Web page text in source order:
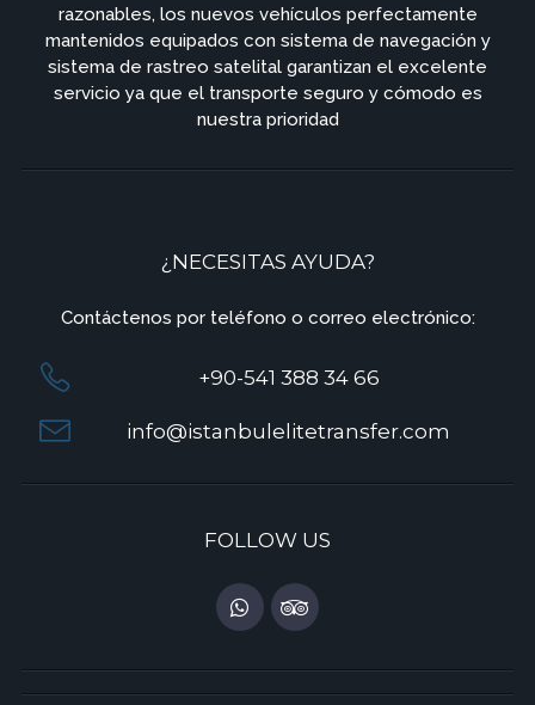
razonables, los nuevos vehículos perfectamente
mantenidos equipados con sistema de navegación y
sistema de rastreo satelital garantizan el excelente
servicio ya que el transporte seguro y cómodo es
nuestra prioridad
¿NECESITAS AYUDA?
Contáctenos por teléfono o correo electrónico:
+90-541 388 34 66
info@istanbulelitetransfer.com
FOLLOW US